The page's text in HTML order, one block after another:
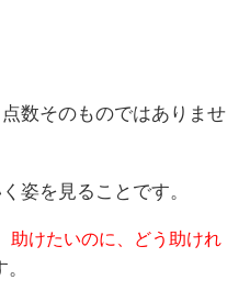
数そのものではありませ
姿を見ることです。
助けたいのに、どう助けれ